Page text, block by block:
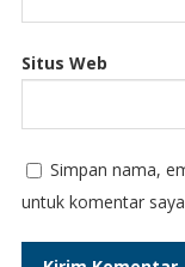
Situs Web
Simpan nama,
untuk komentar